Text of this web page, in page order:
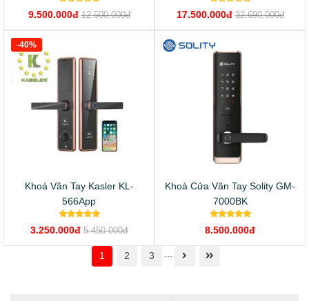
9.500.000đ 12.500.000đ 17.500.000đ 32.690.000đ
Khoá Vân Tay Kasler KL-
566App
3.250.000đ 5.450.000đ
-40%
Khoá Cửa Vân Tay Solity GM-
7000BK
8.500.000đ
1 2 3